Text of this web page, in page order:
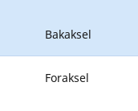
Bakaksel
Foraksel